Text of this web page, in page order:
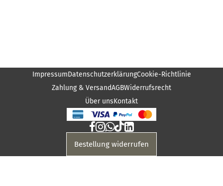
ImpressumDatenschutzerklärungCookie-Richtlinie
Zahlung & VersandAGBWiderrufsrecht
Über unsKontakt
Bestellung widerrufen